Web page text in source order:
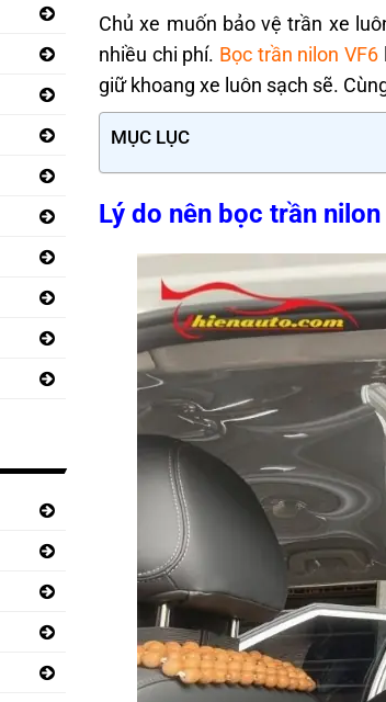
Chủ xe muốn bảo vệ trần xe
nhiều chi phí. Bọc trần nilon VF6
giữ khoang xe luôn sạch sẽ.
MỤC LỤC
Lý do nên bọc trần nilon